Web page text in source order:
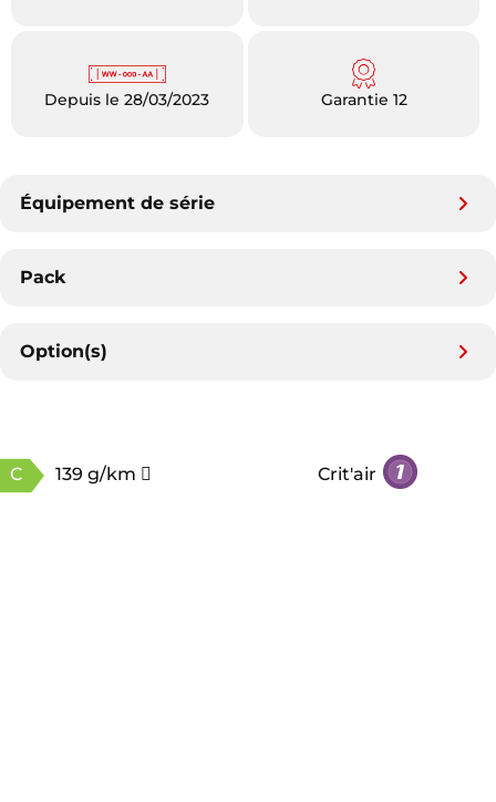
Depuis le 28/03/2023 Garantie 12
Équipement de série
Pack
Option(s)
C 139 g/km Crit'air